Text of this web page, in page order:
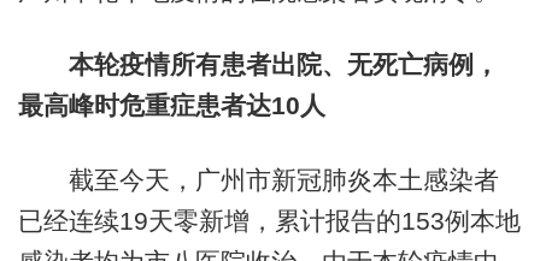
本轮疫情所有患者出院、无死亡病例，
最高峰时危重症患者达10人
截至今天，广州市新冠肺炎本土感染者
已经连续19天零新增，累计报告的153例本地